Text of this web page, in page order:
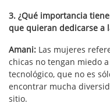
3. ¿Qué importancia
que quieran dedicarse a
Amani: Las mujeres
chicas no tengan miedo
tecnológico, que no es
encontrar mucha
sitio.